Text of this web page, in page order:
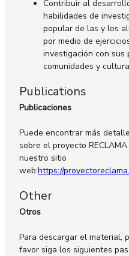
Contribuir al
habilidades de
popular de las y los
por medio de
investigación con sus
comunidades y
Publications
Publicaciones
Puede encontrar más
sobre el proyecto RECLAMA
nuestro sitio
web:https://
Other
Otros
Para descargar el material,
favor siga los siguientes